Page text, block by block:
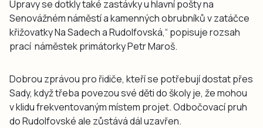
Úpravy se dotkly také zastávky u hlavní pošty na
Senovážném náměstí a kamenných obrubníků v zatáčce
křižovatky Na Sadech a Rudolfovská,“ popisuje rozsah
prací náměstek primátorky Petr Maroš.
Dobrou zprávou pro řidiče, kteří se potřebují dostat přes
Sady, když třeba povezou své děti do školy je, že mohou
v klidu frekventovaným místem projet. Odbočovací pruh
do Rudolfovské ale zůstává dál uzavřen.